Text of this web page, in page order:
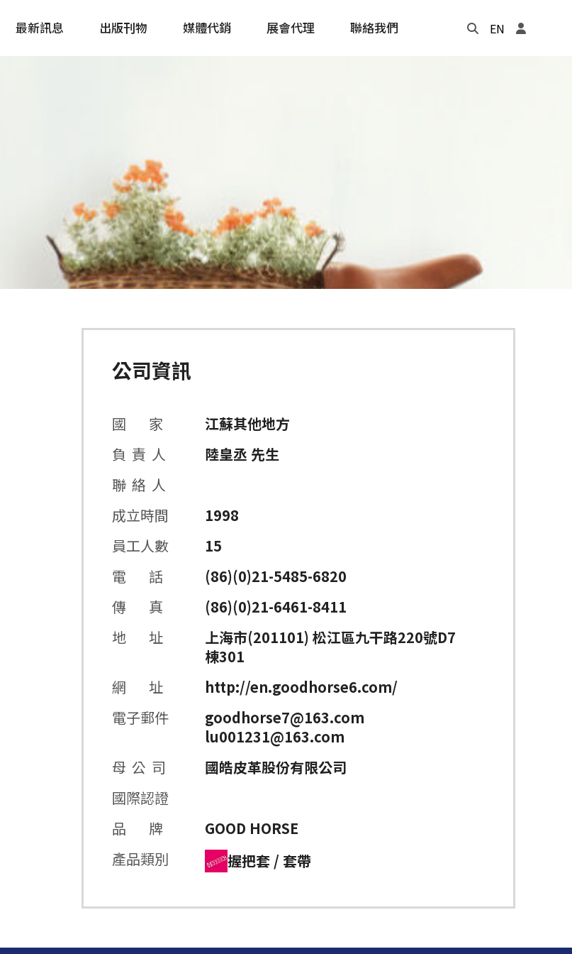
最新訊息 出版刊物
戶外探索 Outside
主題書籍
媒體代銷 展會代理 聯絡我們 EN
公司資訊
國 家
江蘇其他地方
負 責 人
陸皇丞 先生
聯 絡 人
成立時間
1998
員工人數
15
電 話
(86)(0)21-5485-6820
傳 真
(86)(0)21-6461-8411
地 址
上海市(201101) 松江區九干路220號D7
棟301
網 址
http://en.goodhorse6.com/
電子郵件
goodhorse7@163.com
lu001231@163.com
母 公 司
國皓皮革股份有限公司
國際認證
品 牌
GOOD HORSE
產品類別
握把套 / 套帶